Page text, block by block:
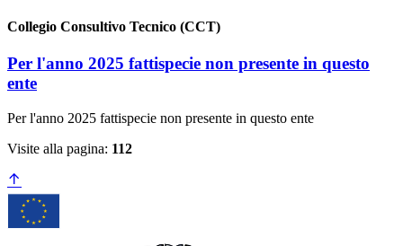
Collegio Consultivo Tecnico (CCT)
Per l'anno 2025 fattispecie non presente in questo
ente
Per l'anno 2025 fattispecie non presente in questo ente
Visite alla pagina: 112